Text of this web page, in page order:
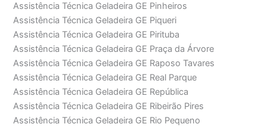
Assistência Técnica Geladeira GE Pinheiros
Assistência Técnica Geladeira GE Piqueri
Assistência Técnica Geladeira GE Pirituba
Assistência Técnica Geladeira GE Praça da Árvore
Assistência Técnica Geladeira GE Raposo Tavares
Assistência Técnica Geladeira GE Real Parque
Assistência Técnica Geladeira GE República
Assistência Técnica Geladeira GE Ribeirão Pires
Assistência Técnica Geladeira GE Rio Pequeno